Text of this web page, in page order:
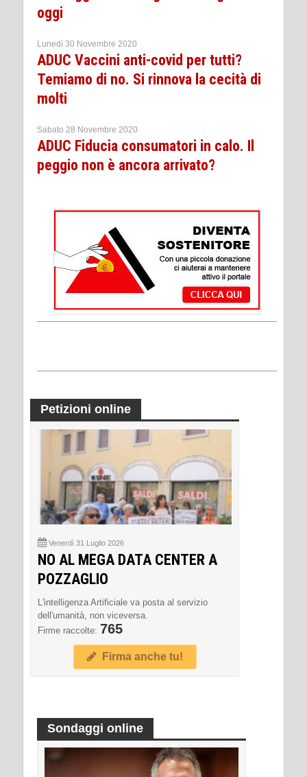
oggi
Lunedì 30 Novembre 2020
ADUC Vaccini anti-covid per tutti?
Temiamo di no. Si rinnova la cecità di
molti
Sabato 28 Novembre 2020
ADUC Fiducia consumatori in calo. Il
peggio non è ancora arrivato?
Petizioni online
Venerdì 31 Luglio 2026
NO AL MEGA DATA CENTER A
POZZAGLIO
L'intelligenza Artificiale va posta al servizio
dell'umanità, non viceversa.
Firme raccolte: 765
Firma anche tu!
Sondaggi online